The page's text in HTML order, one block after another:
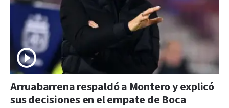
Arruabarrena respaldó a Montero y explicó
sus decisiones en el empate de Boca